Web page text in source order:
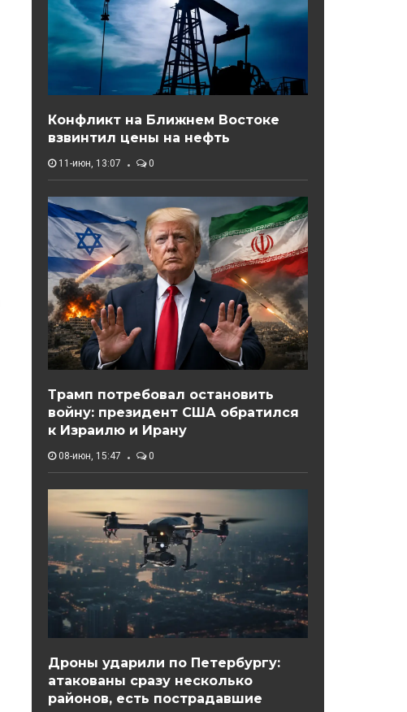
Конфликт на Ближнем Востоке
взвинтил цены на нефть
11-июн, 13:07 0
Трамп потребовал остановить
войну: президент США обратился
к Израилю и Ирану
08-июн, 15:47 0
Дроны ударили по Петербургу:
атакованы сразу несколько
районов, есть пострадавшие